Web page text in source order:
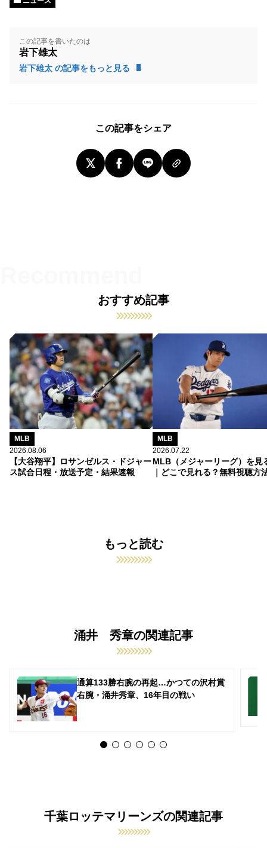
この記事を書いたのは
岩下雄太
岩下雄太 の記事をもっと見る
この記事をシェア
おすすめ記事
MLB
2026.08.06
【大谷翔平】ロサンゼルス・ドジャー
ス試合日程・放送予定・結果速報
MLB
2026.07.22
MLB（メジャーリーグ）を見
｜どこで見れる？無料視聴方
もっと読む
涌井 秀章の関連記事
通算133勝右腕の再起…かつての沢村賞
右腕・涌井秀章、16年目の戦い
千葉ロッテマリーンズの関連記事